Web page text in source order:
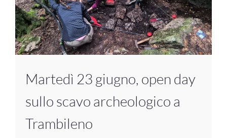
Martedì 23 giugno, open day
sullo scavo archeologico a
Trambileno